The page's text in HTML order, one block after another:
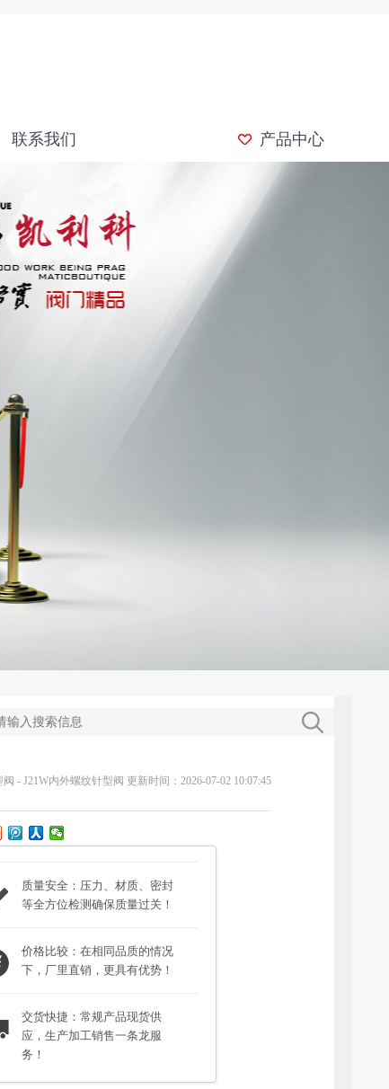
联系我们 产品中心
阀 - J21W内外螺纹针型阀 更新时间：2026-07-02 10:07:45
质量安全：压力、材质、密封
等全方位检测确保质量过关！
价格比较：在相同品质的情况
下，厂里直销，更具有优势！
交货快捷：常规产品现货供
应，生产加工销售一条龙服
务！